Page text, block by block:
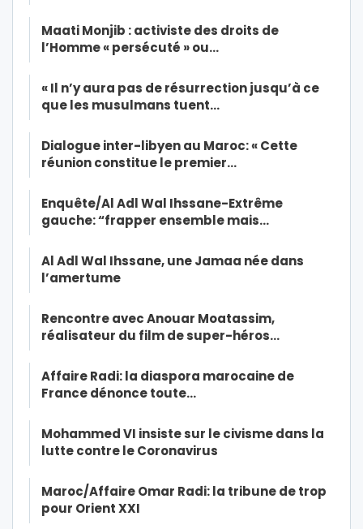
Maati Monjib : activiste des droits de
l’Homme « persécuté » ou…
« Il n’y aura pas de résurrection jusqu’à ce
que les musulmans tuent…
Dialogue inter-libyen au Maroc: « Cette
réunion constitue le premier…
Enquête/Al Adl Wal Ihssane-Extrême
gauche: “frapper ensemble mais…
Al Adl Wal Ihssane, une Jamaa née dans
l’amertume
Rencontre avec Anouar Moatassim,
réalisateur du film de super-héros…
Affaire Radi: la diaspora marocaine de
France dénonce toute…
Mohammed VI insiste sur le civisme dans la
lutte contre le Coronavirus
Maroc/Affaire Omar Radi: la tribune de trop
pour Orient XXI